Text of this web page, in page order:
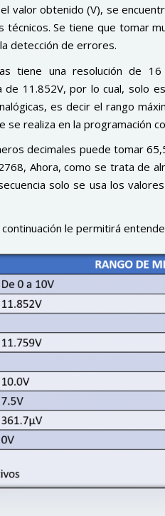
valor obtenido (V), se
Se tiene que tomar
detección de errores.
tiene una resolución de
11.852V, por lo cual, solo
es decir el rango
realiza en la programación
decimales puede tomar
Ahora, como se trata de
solo se usa los
le permitirá